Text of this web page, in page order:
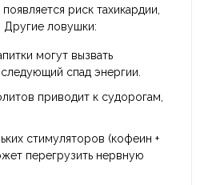
риск тахикардии,
ловушки:
могут вызвать
спад энергии.
приводит к судорогам,
стимуляторов (кофеин +
перегрузить нервную